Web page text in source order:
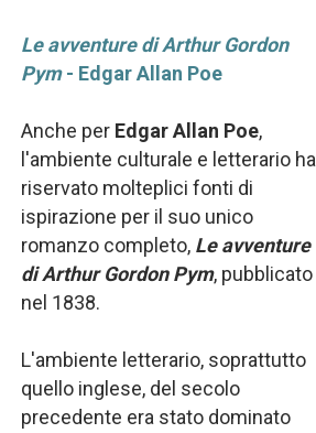
Le avventure di Arthur Gordon
Pym- Edgar Allan Poe
Anche per Edgar Allan Poe,
l'ambiente culturale e letterario ha
riservato molteplici fonti di
ispirazione per il suo unico
romanzo completo, Le avventure
di Arthur Gordon Pym, pubblicato
nel 1838.
L'ambiente letterario, soprattutto
quello inglese, del secolo
precedente era stato dominato